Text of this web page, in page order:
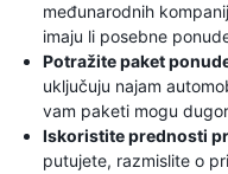
međunarodnih
imaju li posebne
Potražite paket
uključuju najam
vam paketi mogu
Iskoristite prednosti
putujete, razmislite o